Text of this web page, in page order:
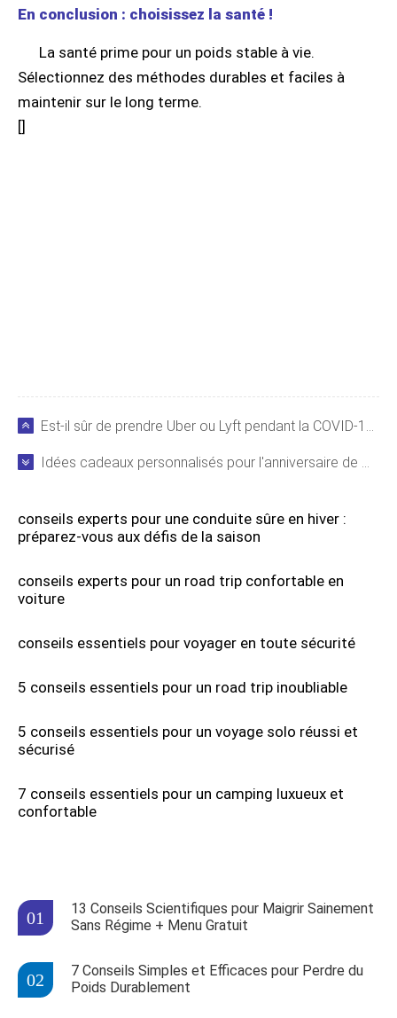
En conclusion : choisissez la santé !
La santé prime pour un poids stable à vie.
Sélectionnez des méthodes durables et faciles à
maintenir sur le long terme.
[]
Est-il sûr de prendre Uber ou Lyft pendant la COVID-19 ? Risques et précautions
Idées cadeaux personnalisés pour l'anniversaire de mariage d'or : 50 ans d'amour célébrés
conseils experts pour une conduite sûre en hiver :
préparez-vous aux défis de la saison
conseils experts pour un road trip confortable en
voiture
conseils essentiels pour voyager en toute sécurité
5 conseils essentiels pour un road trip inoubliable
5 conseils essentiels pour un voyage solo réussi et
sécurisé
7 conseils essentiels pour un camping luxueux et
confortable
13 Conseils Scientifiques pour Maigrir Sainement
Sans Régime + Menu Gratuit
7 Conseils Simples et Efficaces pour Perdre du
Poids Durablement